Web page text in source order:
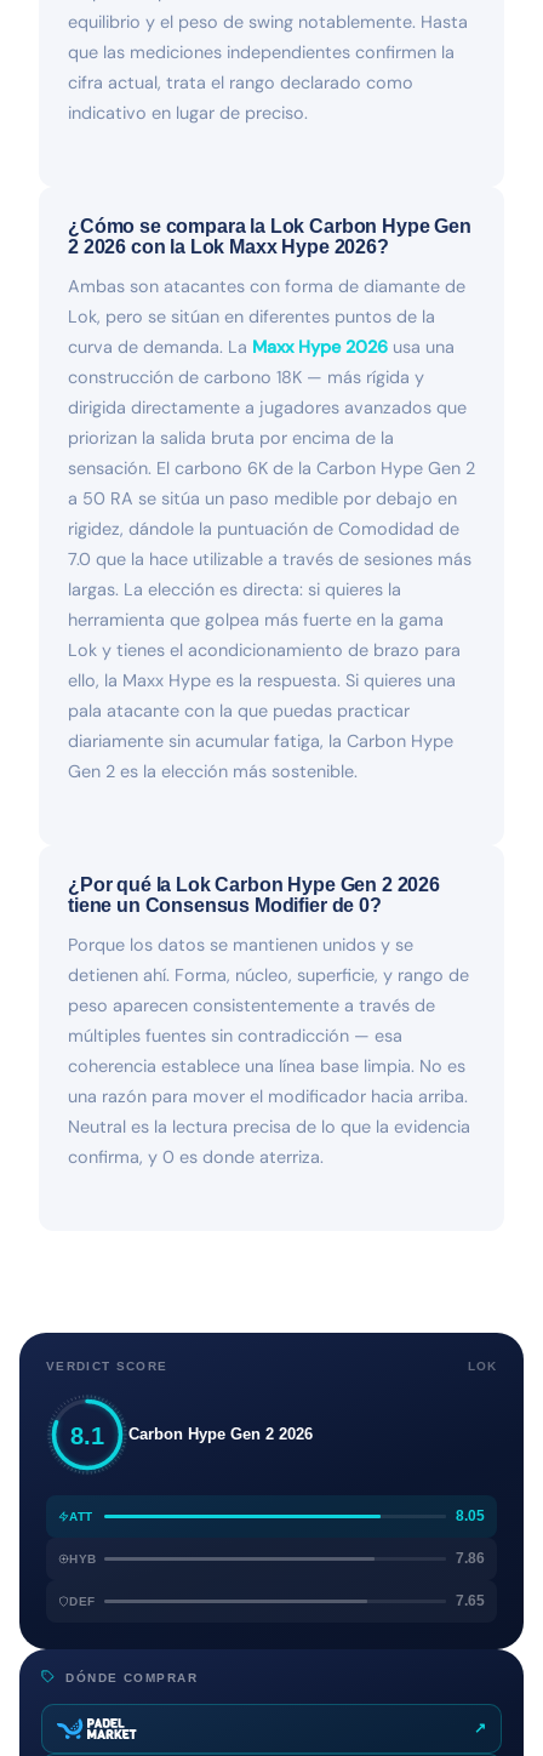
equilibrio y el peso de swing notablemente. Hasta
que las mediciones independientes confirmen la
cifra actual, trata el rango declarado como
indicativo en lugar de preciso.
¿Cómo se compara la Lok Carbon Hype Gen
2 2026 con la Lok Maxx Hype 2026?
Ambas son atacantes con forma de diamante de
Lok, pero se sitúan en diferentes puntos de la
curva de demanda. La Maxx Hype 2026 usa una
construcción de carbono 18K — más rígida y
dirigida directamente a jugadores avanzados que
priorizan la salida bruta por encima de la
sensación. El carbono 6K de la Carbon Hype Gen 2
a 50 RA se sitúa un paso medible por debajo en
rigidez, dándole la puntuación de Comodidad de
7.0 que la hace utilizable a través de sesiones más
largas. La elección es directa: si quieres la
herramienta que golpea más fuerte en la gama
Lok y tienes el acondicionamiento de brazo para
ello, la Maxx Hype es la respuesta. Si quieres una
pala atacante con la que puedas practicar
diariamente sin acumular fatiga, la Carbon Hype
Gen 2 es la elección más sostenible.
¿Por qué la Lok Carbon Hype Gen 2 2026
tiene un Consensus Modifier de 0?
Porque los datos se mantienen unidos y se
detienen ahí. Forma, núcleo, superficie, y rango de
peso aparecen consistentemente a través de
múltiples fuentes sin contradicción — esa
coherencia establece una línea base limpia. No es
una razón para mover el modificador hacia arriba.
Neutral es la lectura precisa de lo que la evidencia
confirma, y 0 es donde aterriza.
VERDICT SCORE LOK
8.1 Carbon Hype Gen 2 2026
ATT 8.05
HYB 7.86
DEF 7.65
DÓNDE COMPRAR
↗